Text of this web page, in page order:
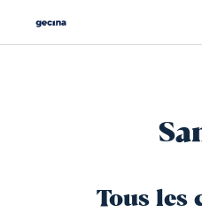
Tous les